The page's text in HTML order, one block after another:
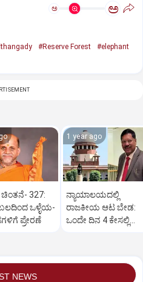
ಅ ಅ
#Reserve Forest
#elephant
ಚಿಂತನೆ- 327:
ಬಲದಿಂದ ಒಳ್ಳೆಯ-
ಪ್ರೇರಣೆ
1 year ago
ನ್ಯಾಯಾಲಯದಲ್ಲಿ
ರಾಜಕೀಯ ಆಟ ಬೇಡ:
ಒಂದೇ ದಿನ 4 ಕೇಸಲ್ಲಿ
NEWS